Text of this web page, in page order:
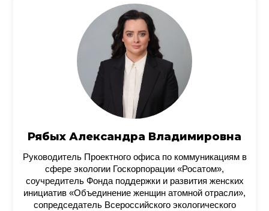
Рябых Александра Владимировна
Руководитель Проектного офиса по коммуникациям в
сфере экологии Госкорпорации «Росатом»,
соучредитель Фонда поддержки и развития женских
инициатив «Объединение женщин атомной отрасли»,
сопредседатель Всероссийского экологического